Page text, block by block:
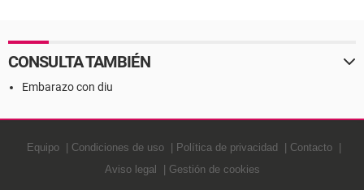
CONSULTA TAMBIÉN
Embarazo con diu
Equipo Condiciones de uso Política de privacidad
Contacto
Aviso legal
Gestión de cookies